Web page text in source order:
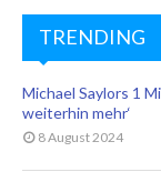
TRENDING
Michael Saylors 1
weiterhin mehr‘
8 August 2024